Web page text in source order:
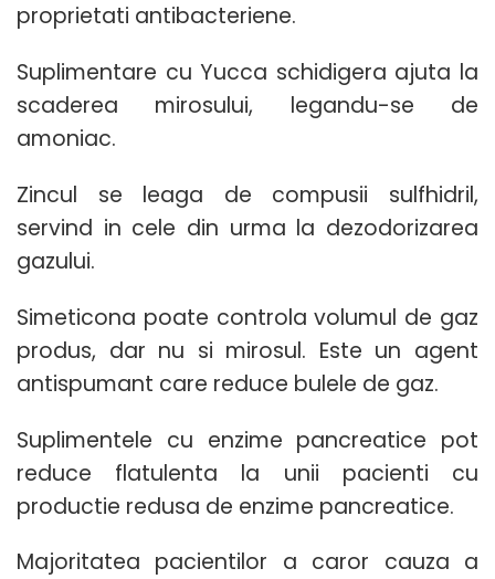
proprietati antibacteriene.
Suplimentare cu Yucca schidigera ajuta la
scaderea mirosului, legandu-se de
amoniac.
Zincul se leaga de compusii sulfhidril,
servind in cele din urma la dezodorizarea
gazului.
Simeticona poate controla volumul de gaz
produs, dar nu si mirosul. Este un agent
antispumant care reduce bulele de gaz.
Suplimentele cu enzime pancreatice pot
reduce flatulenta la unii pacienti cu
productie redusa de enzime pancreatice.
Majoritatea pacientilor a caror cauza a